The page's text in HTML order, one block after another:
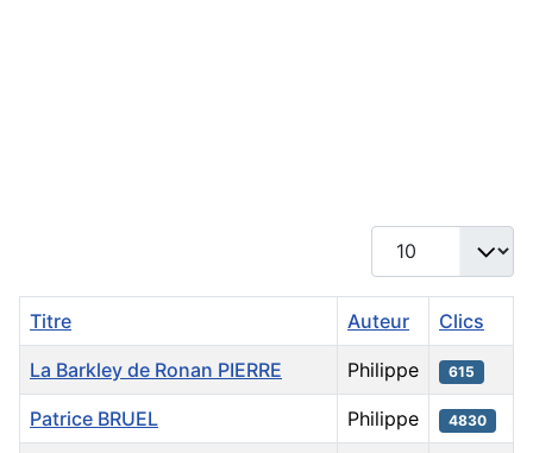
Affichage #
Titre Auteur Clics
La Barkley de Ronan PIERRE Philippe 615
Patrice BRUEL Philippe 4830